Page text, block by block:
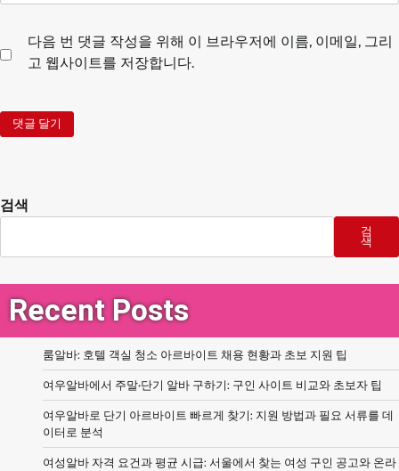
다음 번 댓글 작성을 위해 이 브라우저에 이름, 이메일, 그리
고 웹사이트를 저장합니다.
검색
검
색
Recent Posts
룸알바: 호텔 객실 청소 아르바이트 채용 현황과 초보 지원 팁
여우알바에서 주말·단기 알바 구하기: 구인 사이트 비교와 초보자 팁
여우알바로 단기 아르바이트 빠르게 찾기: 지원 방법과 필요 서류를 데
이터로 분석
여성알바 자격 요건과 평균 시급: 서울에서 찾는 여성 구인 공고와 온라